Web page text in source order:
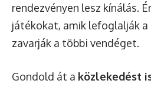
rendezvényen lesz kínálás.
játékokat, amik lefoglalják a
zavarják a többi vendéget.
Gondold át a közlekedést